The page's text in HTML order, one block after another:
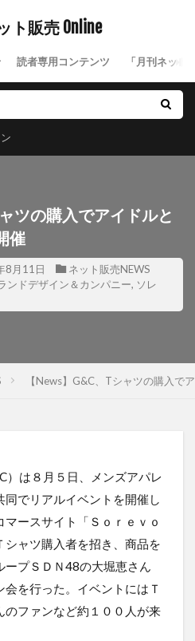
読者専用コンテンツ 「月刊ネット
ツの購入でアイドルと
催
8月11日
ネット販売NEWS
ンドデザイン＆カンパニー, ソレ
【News】G&C、Tシャツの購入で
）は８月５日、メンズアパレ
でリアルイベントを開催し
ースサイト「Ｓｏｒｅｖｏ
シャツ購入者を招き、商品を
プＳＤＮ48の大堀恵さん
会を行った。イベントにはＴ
のファンなど約１００人が来